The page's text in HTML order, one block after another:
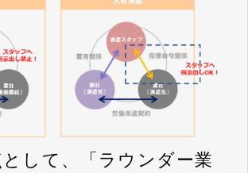
して、「ラウンダー業